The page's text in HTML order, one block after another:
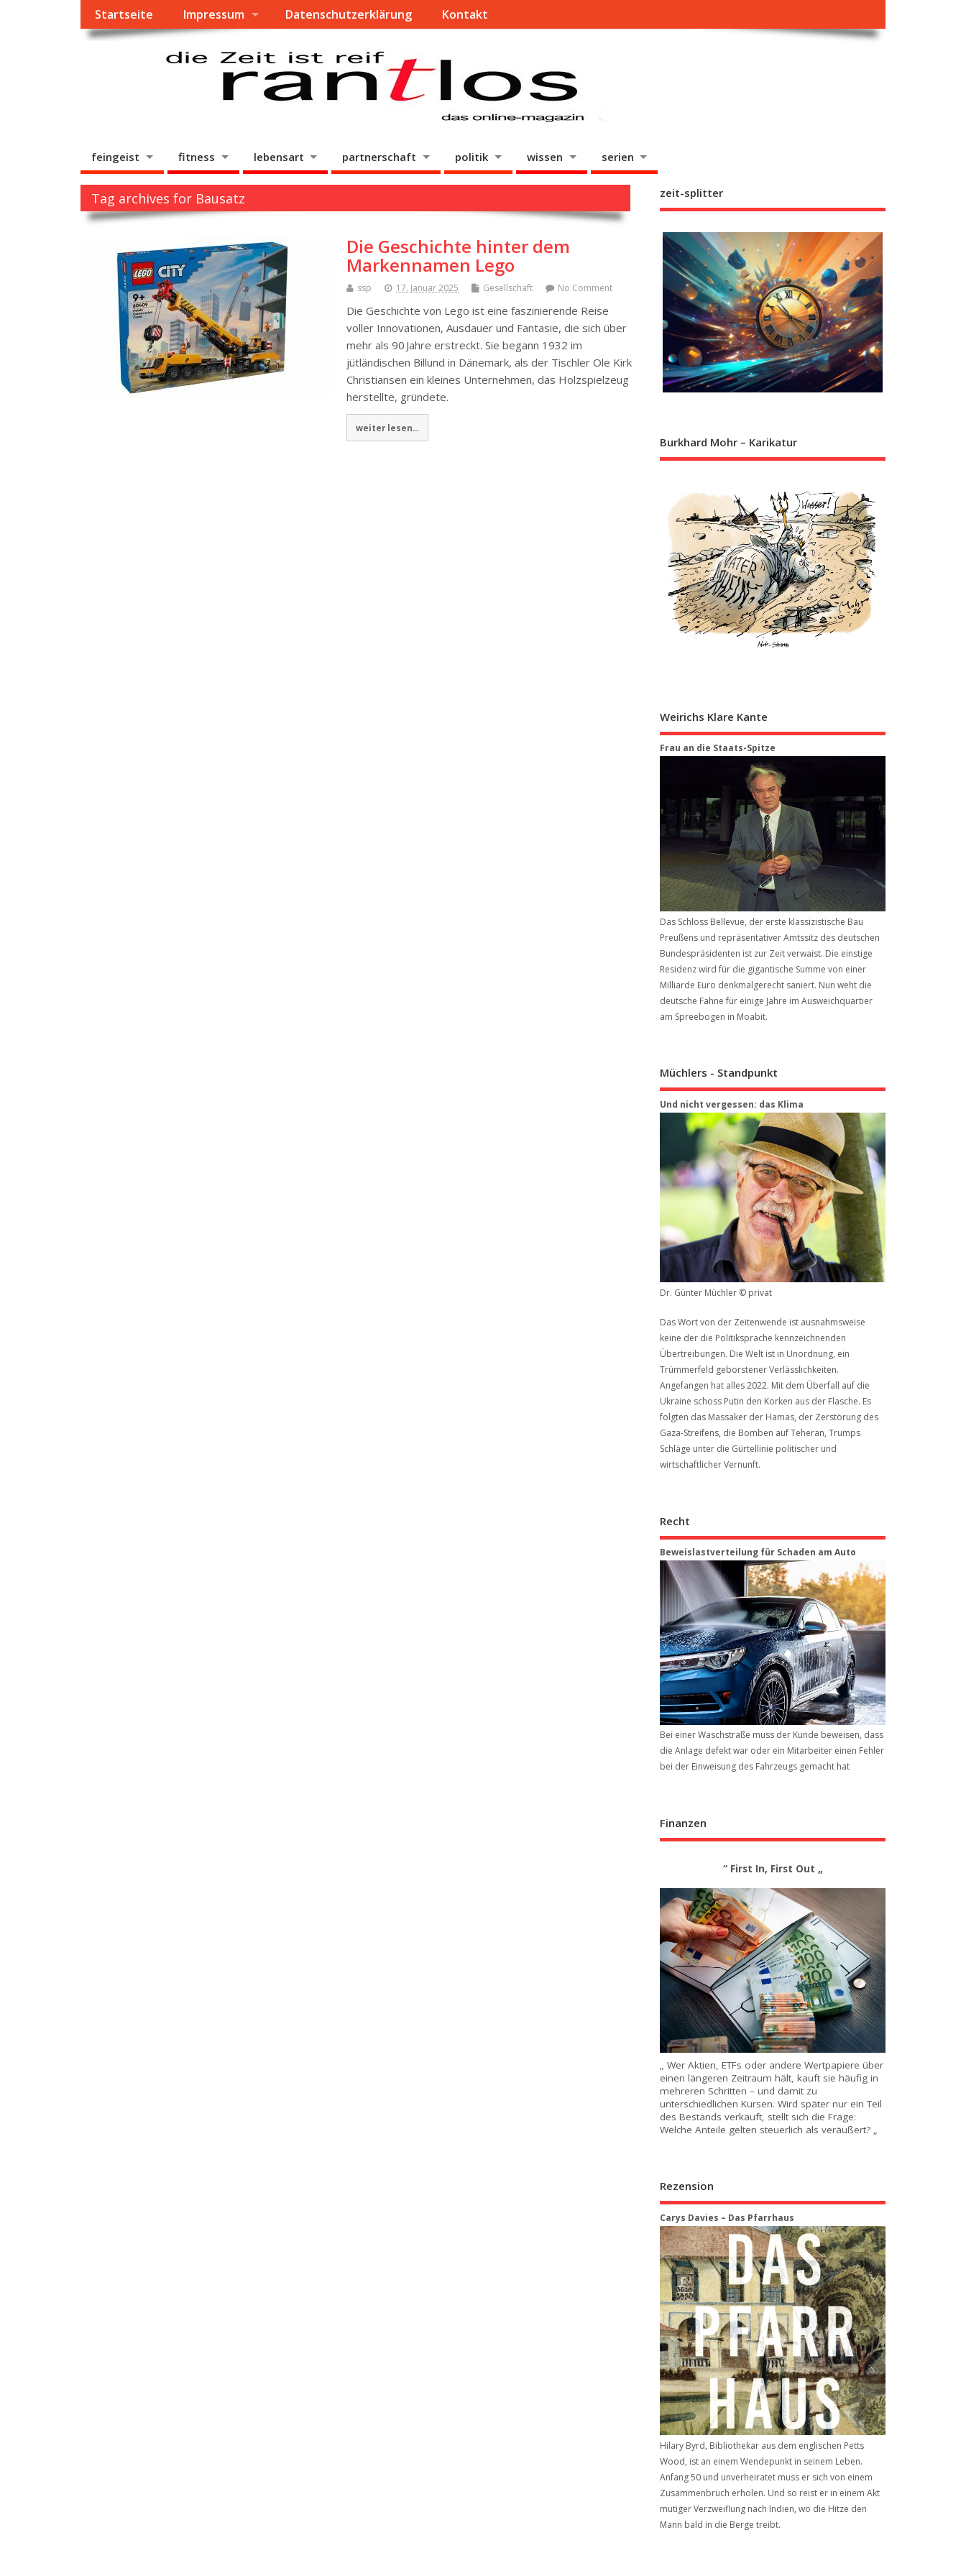
Startseite Impressum Datenschutzerklärung Kontakt
feingeist fitness lebensart partnerschaft politik wissen serien
Tag archives for Bausatz
Die Geschichte hinter dem
Markennamen Lego
ssp 17. Januar 2025 Gesellschaft No Comment
Die Geschichte von Lego ist eine faszinierende Reise
voller Innovationen, Ausdauer und Fantasie, die sich über
mehr als 90 Jahre erstreckt. Sie begann 1932 im
jütländischen Billund in Dänemark, als der Tischler Ole Kirk
Christiansen ein kleines Unternehmen, das Holzspielzeug
herstellte, gründete.
weiter lesen...
zeit-splitter
Burkhard Mohr – Karikatur
Weirichs Klare Kante
Frau an die Staats-Spitze
Das Schloss Bellevue, der erste klassizistische Bau
Preußens und repräsentativer Amtssitz des deutschen
Bundespräsidenten ist zur Zeit verwaist. Die einstige
Residenz wird für die gigantische Summe von einer
Milliarde Euro denkmalgerecht saniert. Nun weht die
deutsche Fahne für einige Jahre im Ausweichquartier
am Spreebogen in Moabit.
Müchlers - Standpunkt
Und nicht vergessen: das Klima
Dr. Günter Müchler © privat
Das Wort von der Zeitenwende ist ausnahmsweise
keine der die Politiksprache kennzeichnenden
Übertreibungen. Die Welt ist in Unordnung, ein
Trümmerfeld geborstener Verlässlichkeiten.
Angefangen hat alles 2022. Mit dem Überfall auf die
Ukraine schoss Putin den Korken aus der Flasche. Es
folgten das Massaker der Hamas, der Zerstörung des
Gaza-Streifens, die Bomben auf Teheran, Trumps
Schläge unter die Gürtellinie politischer und
wirtschaftlicher Vernunft.
Recht
Beweis­last­ver­teilung für Schaden am Auto
Bei einer Waschstraße muss der Kunde beweisen, dass
die Anlage defekt war oder ein Mitarbeiter einen Fehler
bei der Einweisung des Fahrzeugs gemacht hat
Finanzen
“ First In, First Out „
„ Wer Aktien, ETFs oder andere Wertpapiere über
einen längeren Zeitraum hält, kauft sie häufig in
mehreren Schritten – und damit zu
unterschiedlichen Kursen. Wird später nur ein Teil
des Bestands verkauft, stellt sich die Frage:
Welche Anteile gelten steuerlich als veräußert? „
Rezension
Carys Davies – Das Pfarrhaus
Hilary Byrd, Bibliothekar aus dem englischen Petts
Wood, ist an einem Wendepunkt in seinem Leben.
Anfang 50 und unverheiratet muss er sich von einem
Zusammenbruch erholen. Und so reist er in einem Akt
mutiger Verzweiflung nach Indien, wo die Hitze den
Mann bald in die Berge treibt.